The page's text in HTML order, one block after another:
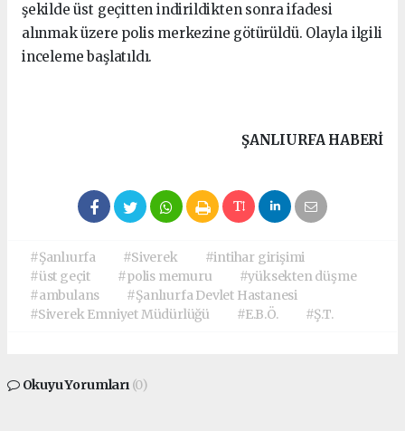
şekilde üst geçitten indirildikten sonra ifadesi
alınmak üzere polis merkezine götürüldü. Olayla ilgili
inceleme başlatıldı.
ŞANLIURFA HABERİ
#Şanlıurfa #Siverek
#intihar girişimi
#üst geçit
#polis memuru
#yüksekten düşme
#ambulans
#Şanlıurfa Devlet Hastanesi
#Siverek Emniyet Müdürlüğü
#E.B.Ö. #Ş.T.
Okuyu Yorumları (0)